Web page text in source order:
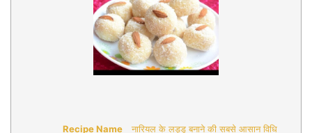
Recipe Name नारियल के लड्डू बनाने की सबसे आसान विधि